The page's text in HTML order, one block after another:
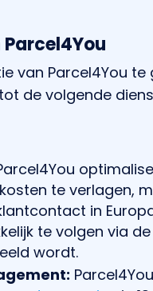
van Parcel4You te
de volgende
te verlagen,
in
te volgen via
wordt.